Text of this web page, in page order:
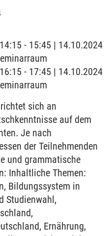
- 15:45 | 14.10.2024
- 17:45 | 14.10.2024
sich an
auf dem
Je nach
der Teilnehmenden
und grammatische
Inhaltliche Themen:
Bildungssystem in
Studienwahl,
Ernährung,